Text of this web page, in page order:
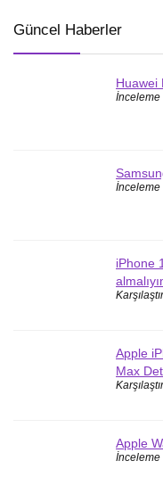
Güncel Haberler
Huawei
İnceleme
İnceleme
iPhone
Apple
Max
Apple
İnceleme